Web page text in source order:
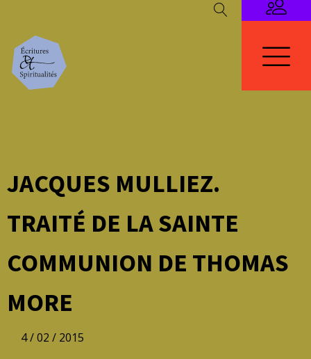
JACQUES MULLIEZ.
TRAITÉ DE LA SAINTE
COMMUNION DE THOMAS
MORE
4 / 02 / 2015